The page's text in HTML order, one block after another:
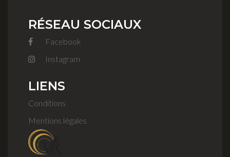
RÉSEAU SOCIAUX
Facebook
Instagram
LIENS
Conditions
Mentions légales